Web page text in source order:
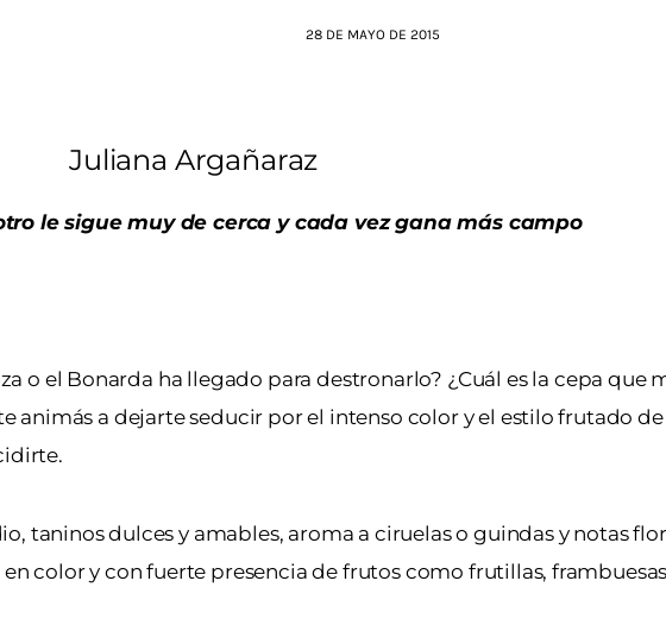
28 DE MAYO DE 2015
Juliana Argañaraz
le sigue muy de cerca y cada vez gana más campo
o el Bonarda ha llegado para destronarlo? ¿Cuál es la cepa que
animás a dejarte seducir por el intenso color y el estilo frutado
taninos dulces y amables, aroma a ciruelas o guindas y notas
color y con fuerte presencia de frutos como frutillas,